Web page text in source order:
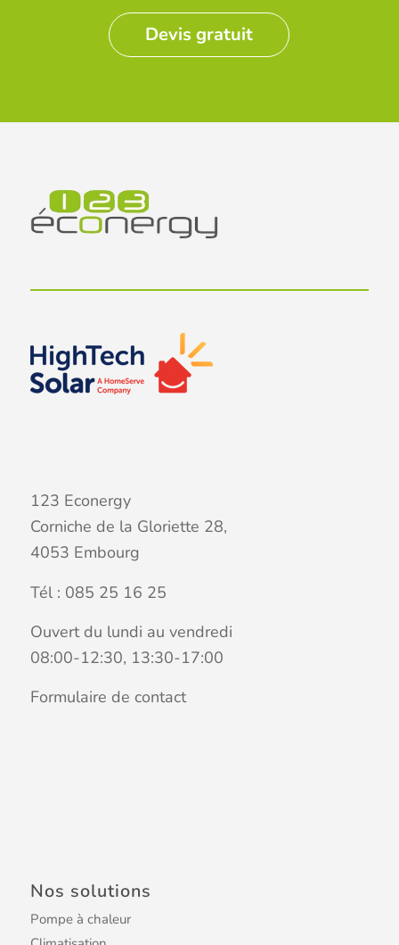
Devis gratuit
123 Econergy
Corniche de la Gloriette 28,
4053 Embourg
Tél : 085 25 16 25
Ouvert du lundi au vendredi
08:00-12:30, 13:30-17:00
Formulaire de contact
Nos solutions
Pompe à chaleur